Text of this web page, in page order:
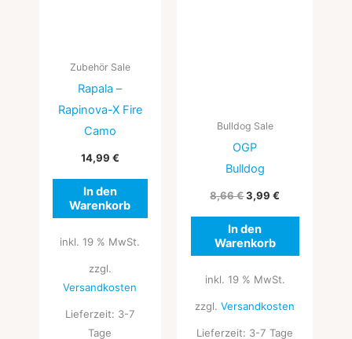
Zubehör Sale
Rapala –
Rapinova-X Fire
Camo
14,99 €
In den
Warenkorb
inkl. 19 % MwSt.
zzgl.
Versandkosten
Lieferzeit: 3-7
Tage
Bulldog Sale
OGP
Bulldog
8,66€3,99€
In den
Warenkorb
inkl. 19 % MwSt.
zzgl.Versandkosten
Lieferzeit: 3-7 Tage